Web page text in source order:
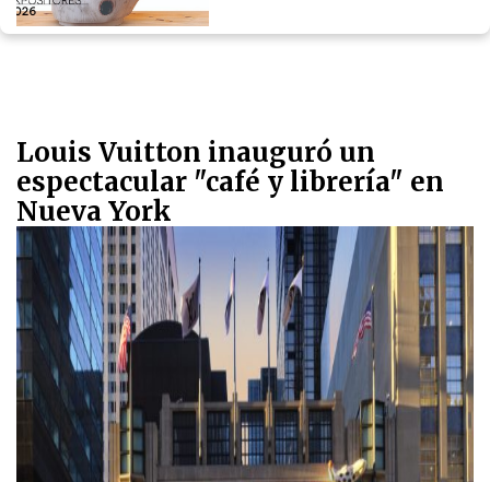
Louis Vuitton inauguró un
espectacular "café y librería" en
Nueva York